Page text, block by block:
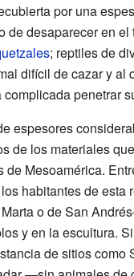
por una
desaparecer en
; reptiles de
difícil de cazar y
penetrar
espesores
de los materiales
de Mesoamérica.
habitantes de esta
o de San
y en la escultura.
de sitios como